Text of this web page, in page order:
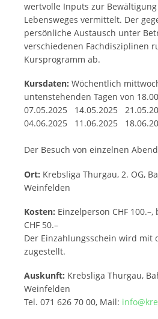
wertvolle Inputs zur
Lebensweges vermittelt. Der
persönliche Austausch unter
verschiedenen Fachdisziplinen
Kursprogramm ab.
Kursdaten: Wöchentlich
untenstehenden Tagen von
07.05.2025 14.05.2025
04.06.2025 11.06.2025
Der Besuch von einzelnen
Ort: Krebsliga Thurgau, 2. OG,
Weinfelden
Kosten: Einzelperson CHF
CHF 50.–
Der Einzahlungsschein wird mit
zugestellt.
Auskunft: Krebsliga Thurgau,
Weinfelden
Tel. 071 626 70 00, Mail: